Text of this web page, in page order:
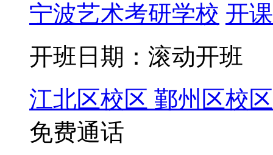
宁波艺术考研学校 开
开班日期：滚动开班
江北区校区 鄞州区校区
免费通话